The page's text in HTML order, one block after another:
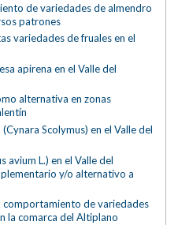
de variedades de almendro
patrones
variedades de fruales en el
apirena en el Valle del
alternativa en zonas
Scolymus) en el Valle del
avium L.) en el Valle del
y/o alternativo a
comportamiento de variedades
la comarca del Altiplano